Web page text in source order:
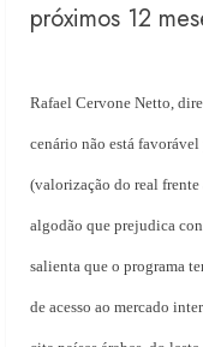
próximos 12
Rafael Cervone Netto,
cenário não está
(valorização do real
algodão que prejudica
salienta que o programa
de acesso ao mercado